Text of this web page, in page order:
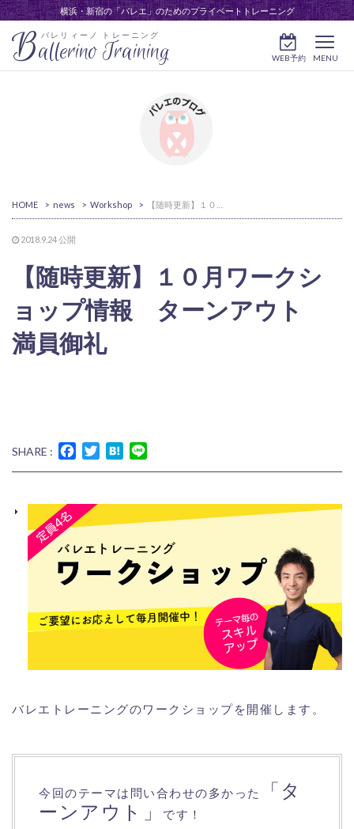
横浜・新宿の「バレエ」のためのプライベートトレーニング
バレリィーノ トレーニング
Ballerino Training MENU
WEB予約
HOME > news > Workshop >
2018.9.24公開
【随時更新】１０月ワークシ
ョップ情報 ターンアウト
満員御礼
SHARE : FacebookTwitterHatena
バレエトレーニングのワークショップを開催します。
今回のテーマは問い合わせの多かった
「タ
ーンアウト」
です！